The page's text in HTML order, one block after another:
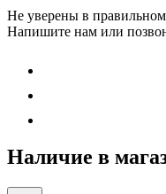
Не уверены в
Напишите нам или
Наличие в